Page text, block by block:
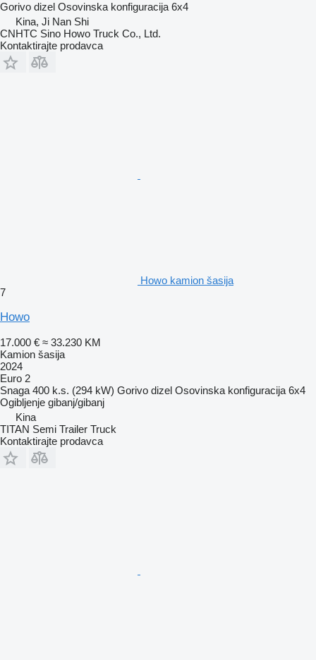
Gorivo dizel Osovinska konfiguracija 6x4
Kina, Ji Nan Shi
CNHTC Sino Howo Truck Co., Ltd.
Kontaktirajte prodavca
Howo kamion šasija
7
Howo
17.000 € ≈ 33.230 KM
Kamion šasija
2024
Euro 2
Snaga 400 k.s. (294 kW) Gorivo dizel Osovinska konfiguracija 6x4
Ogibljenje gibanj/gibanj
Kina
TITAN Semi Trailer Truck
Kontaktirajte prodavca